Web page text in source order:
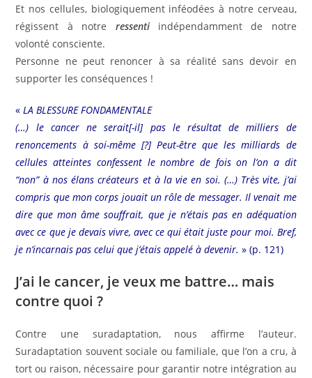
Et nos cellules, biologiquement inféodées à notre cerveau,
régissent à notre ressentiindépendamment de notre
volonté consciente.
Personne ne peut renoncer à sa réalité sans devoir en
supporter les conséquences !
« LA BLESSURE FONDAMENTALE
(…) le cancer ne serait[-il] pas le résultat de milliers de
renoncements à soi-même [?] Peut-être que les milliards de
cellules atteintes confessent le nombre de fois on l’on a dit
“non” à nos élans créateurs et à la vie en soi. (…) Très vite, j’ai
compris que mon corps jouait un rôle de messager. Il venait me
dire que mon âme souffrait, que je n’étais pas en adéquation
avec ce que je devais vivre, avec ce qui était juste pour moi. Bref,
je n’incarnais pas celui que j’étais appelé à devenir.» (p. 121)
J’ai le cancer, je veux me battre… mais
contre quoi ?
Contre une suradaptation, nous affirme l’auteur.
Suradaptation souvent sociale ou familiale, que l’on a cru, à
tort ou raison, nécessaire pour garantir notre intégration au